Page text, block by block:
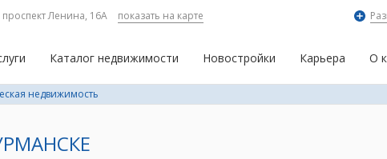
проспект Ленина, 16А показать на карте
Каталог недвижимости Новостройки Карьера О
недвижимость